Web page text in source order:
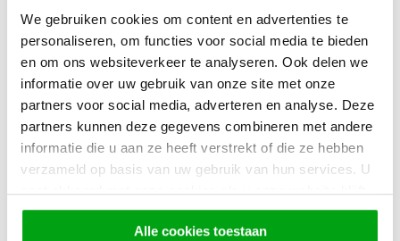
We gebruiken cookies om content en advertenties te
personaliseren, om functies voor social media te bieden
en om ons websiteverkeer te analyseren. Ook delen we
informatie over uw gebruik van onze site met onze
partners voor social media, adverteren en analyse. Deze
partners kunnen deze gegevens combineren met andere
informatie die u aan ze heeft verstrekt of die ze hebben
verzameld op basis van uw gebruik van hun services. U
gaat akkoord met onze cookies als u onze website blijft
gebruiken.
Alle cookies toestaan
Acties